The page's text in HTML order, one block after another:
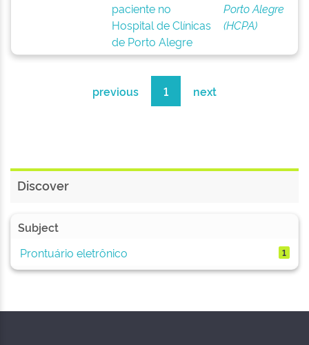
paciente no
Hospital de Clínicas
de Porto Alegre
Porto Alegre
(HCPA)
previous 1 next
Discover
Subject
Prontuário eletrônico
1